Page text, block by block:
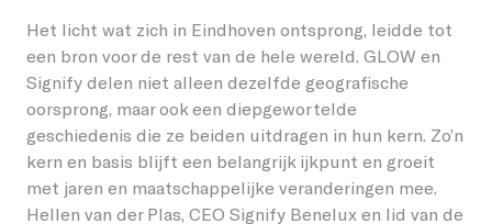
Het licht wat zich in Eindhoven ontsprong, leidde tot
een bron voor de rest van de hele wereld. GLOW en
Signify delen niet alleen dezelfde geografische
oorsprong, maar ook een diepgewortelde
geschiedenis die ze beiden uitdragen in hun kern. Zo’n
kern en basis blijft een belangrijk ijkpunt en groeit
met jaren en maatschappelijke veranderingen mee.
Hellen van der Plas, CEO Signify Benelux en lid van de